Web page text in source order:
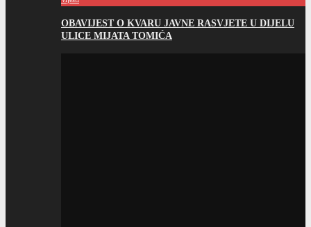
OBAVIJEST O KVARU JAVNE RASVJETE U DIJELU
ULICE MIJATA TOMIĆA